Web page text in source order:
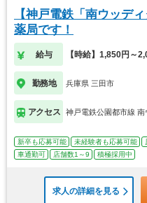
【神戸電鉄「南ウッデ
薬局です！
給与 【時給】1,850円～
勤務地 兵庫県 三田市
アクセス 神戸電鉄公園都市線
新卒も応募可能 未経験者も応募可能
車通勤可
店舗数1～9 積極採用中
求人の詳細を見る